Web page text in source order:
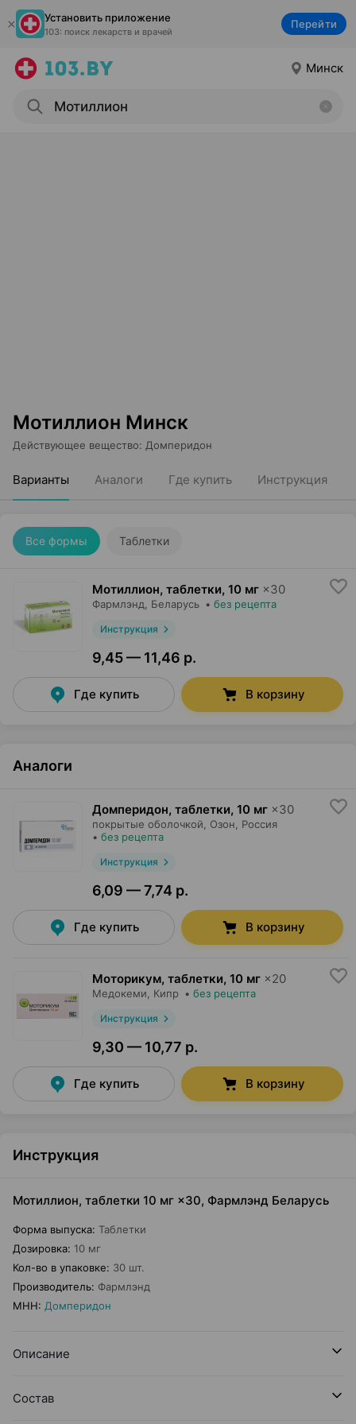
Установить приложение
103: поиск лекарств и врачей
Перейти
Минск
Мотиллион Минск
Действующее вещество: Домперидон
Варианты Аналоги Где купить Инструкция
Все формы Таблетки
Мотиллион, таблетки, 10 мг ×30
Фармлэнд , Беларусь • без рецепта
Инструкция
9,45 — 11,46 р.
Где купить В корзину
Аналоги
Домперидон, таблетки, 10 мг ×30
покрытые оболочкой, Озон , Россия
• без рецепта
Инструкция
6,09 — 7,74 р.
Где купить В корзину
Моторикум, таблетки, 10 мг ×20
Медокеми , Кипр • без рецепта
Инструкция
9,30 — 10,77 р.
Где купить В корзину
Инструкция
Мотиллион, таблетки 10 мг ×30, Фармлэнд Беларусь
Форма выпуска: Таблетки
Дозировка: 10 мг
Кол-во в упаковке: 30 шт.
Производитель: Фармлэнд
МНН: Домперидон
Описание
Состав